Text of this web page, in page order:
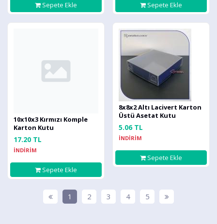
Sepete Ekle Sepete Ekle
10x10x3 Kırmızı Komple
Karton Kutu
17.20 TL
İNDİRİM
Sepete Ekle
8x8x2 Altı Lacivert Karton
Üstü Asetat Kutu
5.06 TL
İNDİRİM
Sepete Ekle
1 2 3 4 5